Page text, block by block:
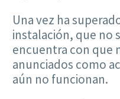
Una vez ha
instalación, que no
encuentra con que
anunciados como
aún no funcionan.